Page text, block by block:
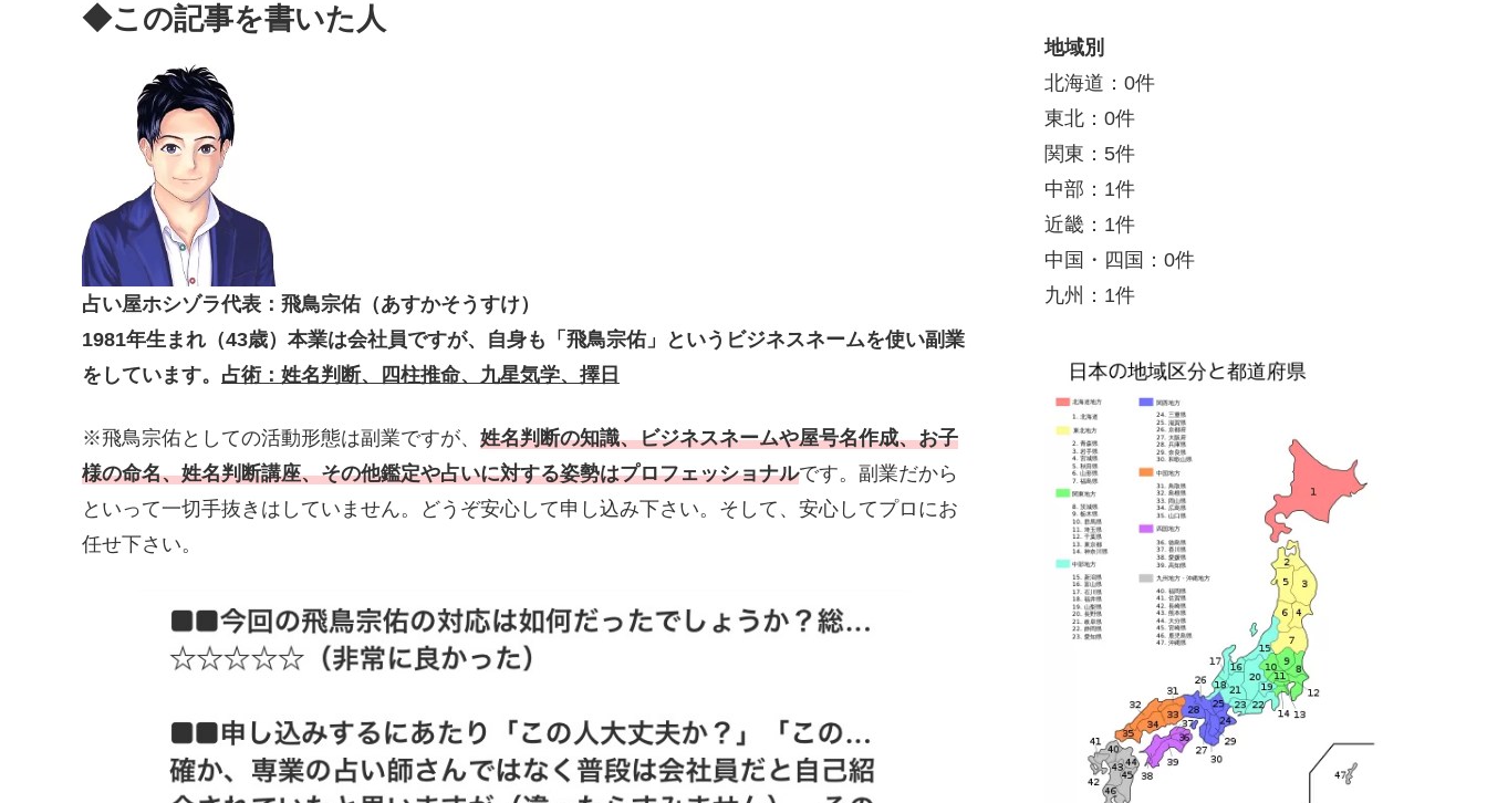
◆この記事を書いた人
占い屋ホシゾラ代表：飛鳥宗佑（あすかそうすけ）
1981年生まれ（43歳）本業は会社員ですが、自身も「飛鳥宗佑」というビジネスネームを使い副業
をしています。 占術：姓名判断、四柱推命、九星気学、擇日
※飛鳥宗佑としての活動形態は副業ですが、 姓名判断の知識、ビジネスネームや屋号名作成、お子
様の命名、姓名判断講座、その他鑑定や占いに対する姿勢はプロフェッショナルです。副業だから
といって一切手抜きはしていません。どうぞ安心して申し込み下さい。そして、安心してプロにお
任せ下さい。
地域別
北海道：0件
東北：0件
関東：5件
中部：1件
近畿：1件
中国・四国：0件
九州：1件